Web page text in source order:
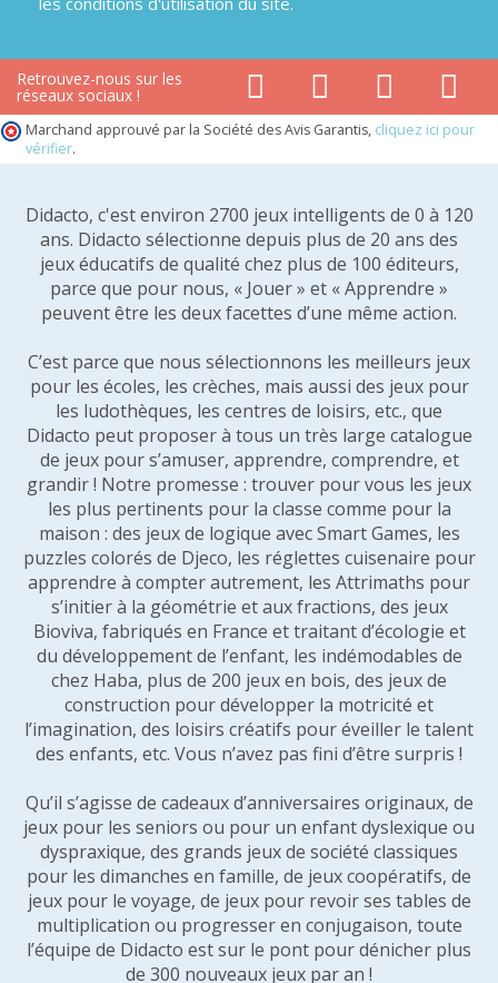
Retrouvez-nous sur les
réseaux sociaux !
Marchand approuvé par la Société des Avis Garantis, cliquez ici pour
vérifier.
Didacto, c'est environ 2700 jeux intelligents de 0 à 120
ans. Didacto sélectionne depuis plus de 20 ans des
jeux éducatifs de qualité chez plus de 100 éditeurs,
parce que pour nous, « Jouer » et « Apprendre »
peuvent être les deux facettes d’une même action.
C’est parce que nous sélectionnons les meilleurs jeux
pour les écoles, les crèches, mais aussi des jeux pour
les ludothèques, les centres de loisirs, etc., que
Didacto peut proposer à tous un très large catalogue
de jeux pour s’amuser, apprendre, comprendre, et
grandir ! Notre promesse : trouver pour vous les jeux
les plus pertinents pour la classe comme pour la
maison : des jeux de logique avec Smart Games, les
puzzles colorés de Djeco, les réglettes cuisenaire pour
apprendre à compter autrement, les Attrimaths pour
s’initier à la géométrie et aux fractions, des jeux
Bioviva, fabriqués en France et traitant d’écologie et
du développement de l’enfant, les indémodables de
chez Haba, plus de 200 jeux en bois, des jeux de
construction pour développer la motricité et
l’imagination, des loisirs créatifs pour éveiller le talent
des enfants, etc. Vous n’avez pas fini d’être surpris !
Qu’il s’agisse de cadeaux d’anniversaires originaux, de
jeux pour les seniors ou pour un enfant dyslexique ou
dyspraxique, des grands jeux de société classiques
pour les dimanches en famille, de jeux coopératifs, de
jeux pour le voyage, de jeux pour revoir ses tables de
multiplication ou progresser en conjugaison, toute
l’équipe de Didacto est sur le pont pour dénicher plus
de 300 nouveaux jeux par an !